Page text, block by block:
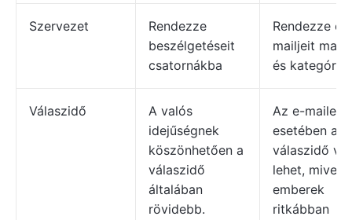
Szervezet
Rendezze
beszélgetéseit
csatornákba
Rendezze e-
mailjeit
és
Válaszidő
A valós
idejűségnek
köszönhetően a
válaszidő
általában
rövidebb.
Az e-mailek
esetében a
válaszidő
lehet, mivel
emberek
ritkábban